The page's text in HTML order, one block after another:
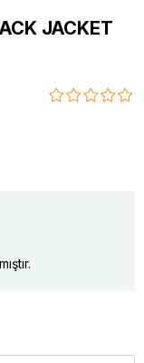
JACKET